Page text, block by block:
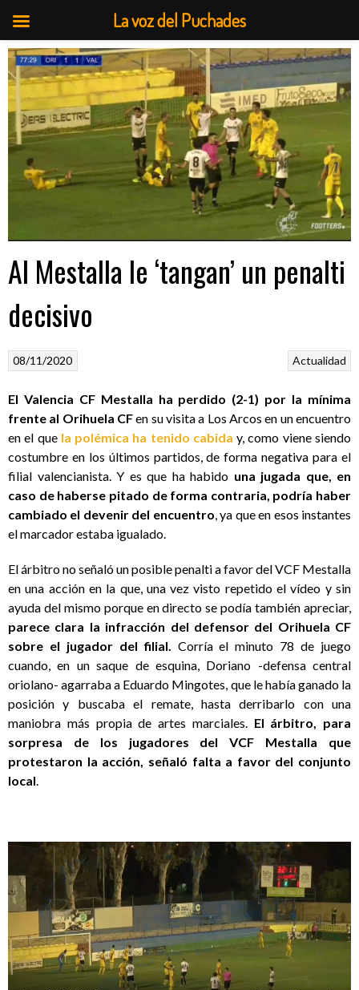
Saltar
al
contenido
Al Mestalla le ‘tangan’ un penalti
decisivo
Actualidad
08/11/2020
El Valencia CF Mestalla ha perdido (2-1) por la mínima
frente al Orihuela CFen su visita a Los Arcos en un encuentro
en el que la polémica ha tenido cabida y, como viene siendo
costumbre en los últimos partidos, de forma negativa para el
filial valencianista. Y es que ha habido una jugada que, en
caso de haberse pitado de forma contraria, podría haber
cambiado el devenir del encuentro, ya que en esos instantes
el marcador estaba igualado.
El árbitro no señaló un posible penalti a favor del VCF Mestalla
en una acción en la que, una vez visto repetido el vídeo y sin
ayuda del mismo porque en directo se podía también apreciar,
parece clara la infracción del defensor del Orihuela CF
sobre el jugador del filial. Corría el minuto 78 de juego
cuando, en un saque de esquina, Doriano -defensa central
oriolano- agarraba a Eduardo Mingotes, que le había ganado la
posición y buscaba el remate, hasta derribarlo con una
maniobra más propia de artes marciales. El árbitro, para
sorpresa de los jugadores del VCF Mestalla que
protestaron la acción, señaló falta a favor del conjunto
local.
La voz del Puchades